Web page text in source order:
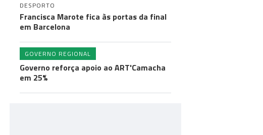
DESPORTO
Francisca Marote fica às portas da final
em Barcelona
GOVERNO REGIONAL
Governo reforça apoio ao ART'Camacha
em 25%